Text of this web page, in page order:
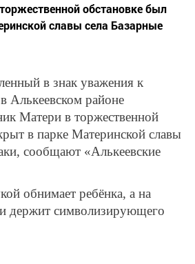
обстановке был
славы села Базарные
в знак уважения к
Алькеевском районе
Матери в торжественной
в парке Материнской славы
сообщают «Алькеевские
обнимает ребёнка, а на
держит символизирующего